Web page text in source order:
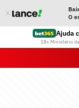
O
Ajuda
18+ Ministério